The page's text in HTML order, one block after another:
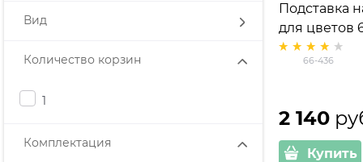
Вид
Количество корзин
1
Комплектация
Подставка напольная Лофт
для цветов
66-436
2 140
Купить